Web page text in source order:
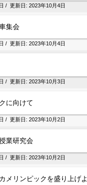
/ 更新日: 2023年10月4日
集会
/ 更新日: 2023年10月4日
/ 更新日: 2023年10月3日
に向けて
/ 更新日: 2023年10月2日
業研究会
/ 更新日: 2023年10月2日
メリンピックを盛り上げよ